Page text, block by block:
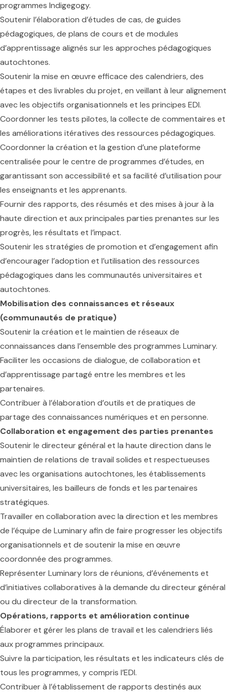
programmes Indigegogy.
Soutenir l’élaboration d’études de cas, de guides
pédagogiques, de plans de cours et de modules
d’apprentissage alignés sur les approches pédagogiques
autochtones.
Soutenir la mise en œuvre efficace des calendriers, des
étapes et des livrables du projet, en veillant à leur alignement
avec les objectifs organisationnels et les principes EDI.
Coordonner les tests pilotes, la collecte de commentaires et
les améliorations itératives des ressources pédagogiques.
Coordonner la création et la gestion d’une plateforme
centralisée pour le centre de programmes d’études, en
garantissant son accessibilité et sa facilité d’utilisation pour
les enseignants et les apprenants.
Fournir des rapports, des résumés et des mises à jour à la
haute direction et aux principales parties prenantes sur les
progrès, les résultats et l’impact.
Soutenir les stratégies de promotion et d’engagement afin
d’encourager l’adoption et l’utilisation des ressources
pédagogiques dans les communautés universitaires et
autochtones.
Mobilisation des connaissances et réseaux
(communautés de pratique)
Soutenir la création et le maintien de réseaux de
connaissances dans l’ensemble des programmes Luminary.
Faciliter les occasions de dialogue, de collaboration et
d’apprentissage partagé entre les membres et les
partenaires.
Contribuer à l’élaboration d’outils et de pratiques de
partage des connaissances numériques et en personne.
Collaboration et engagement des parties prenantes
Soutenir le directeur général et la haute direction dans le
maintien de relations de travail solides et respectueuses
avec les organisations autochtones, les établissements
universitaires, les bailleurs de fonds et les partenaires
stratégiques.
Travailler en collaboration avec la direction et les membres
de l’équipe de Luminary afin de faire progresser les objectifs
organisationnels et de soutenir la mise en œuvre
coordonnée des programmes.
Représenter Luminary lors de réunions, d’événements et
d’initiatives collaboratives à la demande du directeur général
ou du directeur de la transformation.
Opérations, rapports et amélioration continue
Élaborer et gérer les plans de travail et les calendriers liés
aux programmes principaux.
Suivre la participation, les résultats et les indicateurs clés de
tous les programmes, y compris l’EDI.
Contribuer à l’établissement de rapports destinés aux